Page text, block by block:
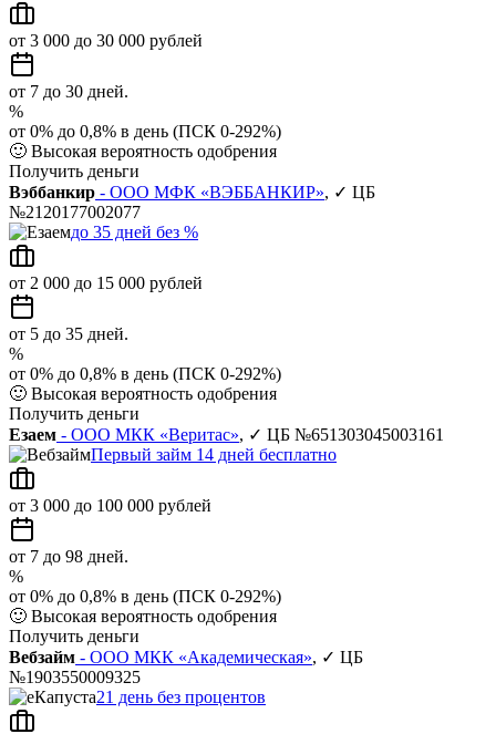
от 3 000 до 30 000 рублей
от 7 до 30 дней.
%
от 0% до 0,8% в день (ПСК 0-292%)
🙂 Высокая вероятность одобрения
Получить деньги
Вэббанкир - ООО МФК «ВЭББАНКИР», ✓ ЦБ
№2120177002077
до 35 дней без %
от 2 000 до 15 000 рублей
от 5 до 35 дней.
%
от 0% до 0,8% в день (ПСК 0-292%)
🙂 Высокая вероятность одобрения
Получить деньги
Езаем - ООО МКК «Веритас», ✓ ЦБ №651303045003161
Первый займ 14 дней бесплатно
от 3 000 до 100 000 рублей
от 7 до 98 дней.
%
от 0% до 0,8% в день (ПСК 0-292%)
🙂 Высокая вероятность одобрения
Получить деньги
Вебзайм - ООО МКК «Академическая», ✓ ЦБ
№1903550009325
21 день без процентов